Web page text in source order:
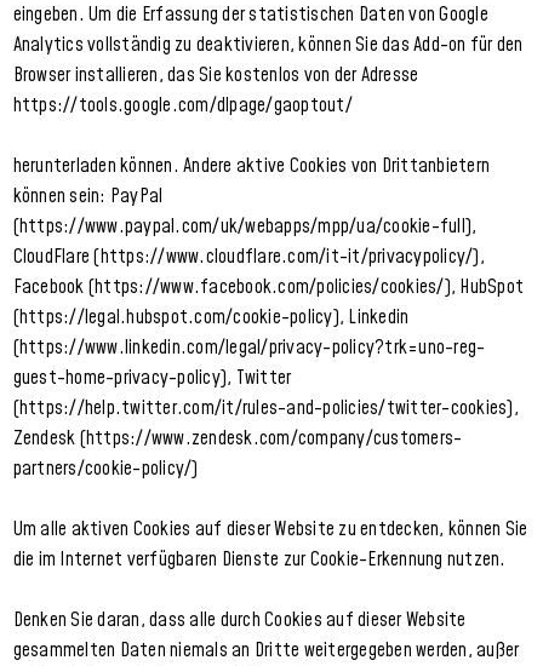
eingeben. Um die Erfassung der statistischen Daten von Google
Analytics vollständig zu deaktivieren, können Sie das Add-on für den
Browser installieren, das Sie kostenlos von der Adresse
https://tools.google.com/dlpage/gaoptout/
herunterladen können. Andere aktive Cookies von Drittanbietern
können sein: PayPal
(https://www.paypal.com/uk/webapps/mpp/ua/cookie-full),
CloudFlare (https://www.cloudflare.com/it-it/privacypolicy/),
Facebook (https://www.facebook.com/policies/cookies/), HubSpot
(https://legal.hubspot.com/cookie-policy), Linkedin
(https://www.linkedin.com/legal/privacy-policy?trk=uno-reg-
guest-home-privacy-policy), Twitter
(https://help.twitter.com/it/rules-and-policies/twitter-cookies),
Zendesk (https://www.zendesk.com/company/customers-
partners/cookie-policy/)
Um alle aktiven Cookies auf dieser Website zu entdecken, können Sie
die im Internet verfügbaren Dienste zur Cookie-Erkennung nutzen.
Denken Sie daran, dass alle durch Cookies auf dieser Website
gesammelten Daten niemals an Dritte weitergegeben werden, außer